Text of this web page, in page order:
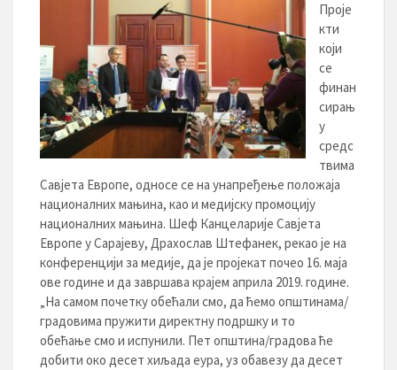
Проје
кти
који
се
финан
сирањ
у
средс
твима
Савјета Европе, односе се на унапређење положаја
националних мањина, као и медијску промоцију
националних мањина. Шеф Канцеларије Савјета
Европе у Сарајеву, Драхослав Штефанек, рекао је на
конференцији за медије, да је пројекат почео 16. маја
ове године и да завршава крајем априла 2019. године.
„На самом почетку обећали смо, да ћемо општинама/
градовима пружити директну подршку и то
обећање смо и испунили. Пет општина/градова ће
добити око десет хиљада еура, уз обавезу да десет